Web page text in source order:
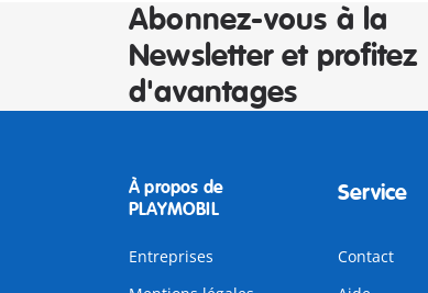
Abonnez-vous à la
Newsletter et profitez
d'avantages
À propos de
PLAYMOBIL
Entreprises
Service
Contact